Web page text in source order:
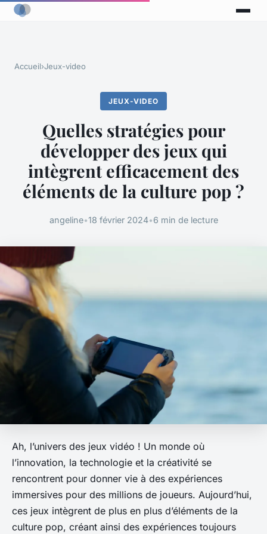
Accueil›Jeux-video
JEUX-VIDEO
Quelles stratégies pour
développer des jeux qui
intègrent efficacement des
éléments de la culture pop ?
angeline•18 février 2024•6 min de lecture
Ah, l’univers des jeux vidéo ! Un monde où
l’innovation, la technologie et la créativité se
rencontrent pour donner vie à des expériences
immersives pour des millions de joueurs. Aujourd’hui,
ces jeux intègrent de plus en plus d’éléments de la
culture pop, créant ainsi des expériences toujours